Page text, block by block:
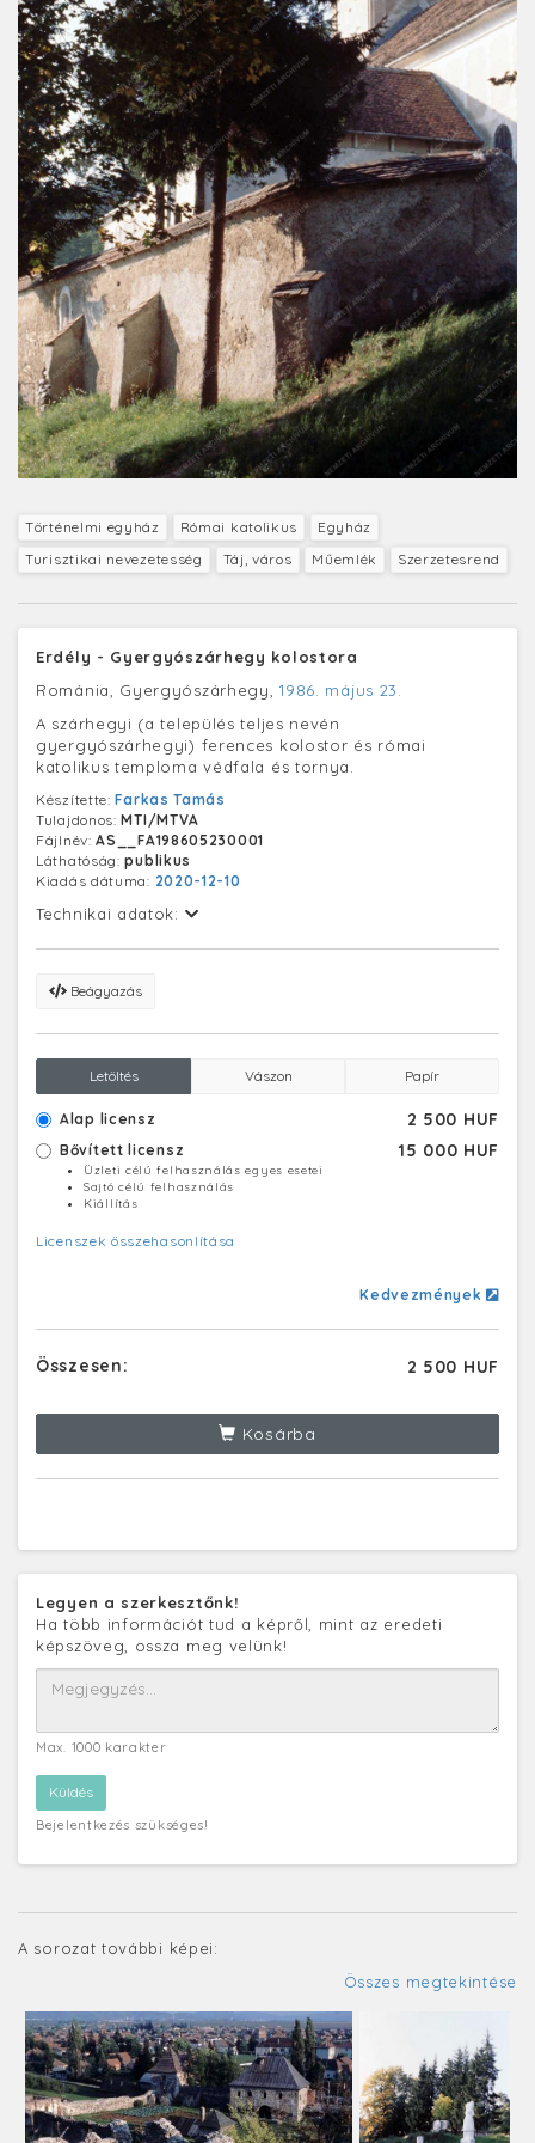
Történelmi egyház Római katolikus
Egyház
Turisztikai nevezetesség
Táj, város Műemlék Szerzetesrend
Erdély - Gyergyószárhegy kolostora
Románia, Gyergyószárhegy,1986. május 23.
A szárhegyi (a település teljes nevén
gyergyószárhegyi) ferences kolostor és római
katolikus temploma védfala és tornya.
Készítette:Farkas Tamás
Tulajdonos:MTI/MTVA
Fájlnév:AS__FA198605230001
Láthatóság:publikus
Kiadás dátuma: 2020-12-10
Technikai adatok:
Beágyazás
Letöltés Vászon Papír
Alap licensz 2 500 HUF
Bővített licensz 15 000 HUF
Üzleti célú felhasználás egyes esetei
Sajtó célú felhasználás
Kiállítás
Licenszek összehasonlítása
Kedvezmények
Összesen: 2 500 HUF
Kosárba
Legyen a szerkesztőnk!
Ha több információt tud a képről, mint az eredeti
képszöveg, ossza meg velünk!
Max. 1000 karakter
Bejelentkezés szükséges!
A sorozat további képei:
Összes megtekintése